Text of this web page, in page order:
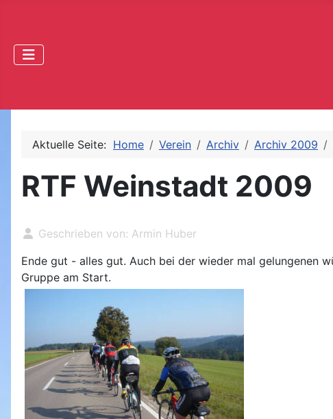
Aktuelle Seite: Home Verein Archiv Archiv 2009
RTF Weinstadt 2009
Geschrieben von: Armin Huber
Ende gut - alles gut. Auch bei der wieder mal gelungenen
Gruppe am Start.